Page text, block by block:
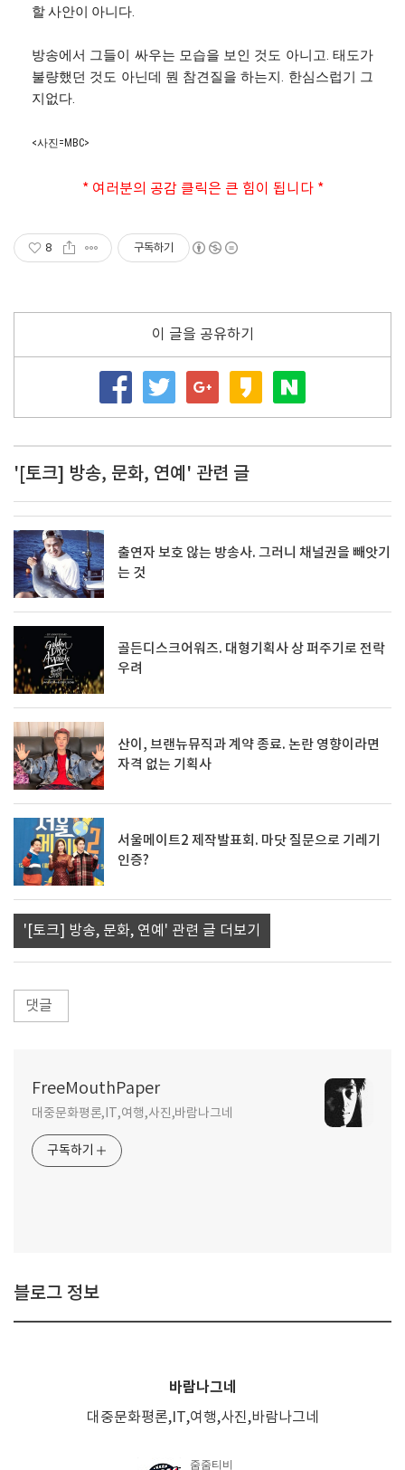
할 사안이 아니다.
방송에서 그들이 싸우는 모습을 보인 것도 아니고. 태도가
불량했던 것도 아닌데 뭔 참견질을 하는지. 한심스럽기 그
지없다.
<사진=MBC>
* 여러분의 공감 클릭은 큰 힘이 됩니다 *
8 구독하기
이 글을 공유하기
'[토크] 방송, 문화, 연예' 관련 글
출연자 보호 않는 방송사. 그러니 채널권을 빼앗기
는 것
골든디스크어워즈. 대형기획사 상 퍼주기로 전락
우려
산이, 브랜뉴뮤직과 계약 종료. 논란 영향이라면
자격 없는 기획사
서울메이트2 제작발표회. 마닷 질문으로 기레기
인증?
'[토크] 방송, 문화, 연예' 관련 글 더보기
댓글
FreeMouthPaper
대중문화평론,IT,여행,사진,바람나그네
구독하기
블로그 정보
바람나그네
대중문화평론,IT,여행,사진,바람나그네